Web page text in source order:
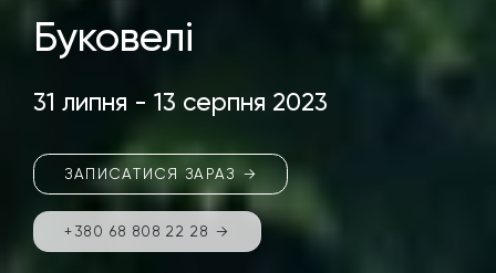
Буковелі
31 липня - 13 серпня 2023
ЗАПИСАТИСЯ ЗАРАЗ
+380 68 808 22 28